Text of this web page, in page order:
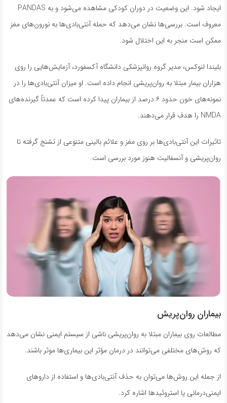
ایجاد شود. این وضعیت در دوران کودکی مشاهده می‌شود و به PANDAS
معروف است. بررسی‌ها نشان می‌دهد که حمله آنتی‌بادی‌ها به نورون‌های مغز
ممکن است منجر به این اختلال شود.
بلیندا لنوکس، مدیر گروه روانپزشکی دانشگاه آکسفورد، آزمایش‌هایی را روی
هزاران بیمار مبتلا به روان‌پریشی انجام داده است. او میزان آنتی‌بادی‌ها را در
نمونه‌های خون حدود ۶ درصد از بیماران پیدا کرده است که عمدتاً گیرنده‌های
NMDA را هدف قرار می‌دهند.
تاثیرات این آنتی‌بادی‌ها بر روی مغز و علائم بالینی متنوعی از تشنج گرفته تا
روان‌پریشی و آنسفالیت هنوز مورد بررسی است.
بیماران روان‌پریش
مطالعات روی بیماران مبتلا به روان‌پریشی ناشی از سیستم ایمنی نشان می‌دهد
که روش‌های مختلفی می‌توانند در درمان مؤثر این بیماری‌ها موثر باشند.
از جمله این روش‌ها می‌توان به حذف آنتی‌بادی‌ها و استفاده از داروهای
ایمنی‌درمانی یا استروئیدها اشاره کرد.